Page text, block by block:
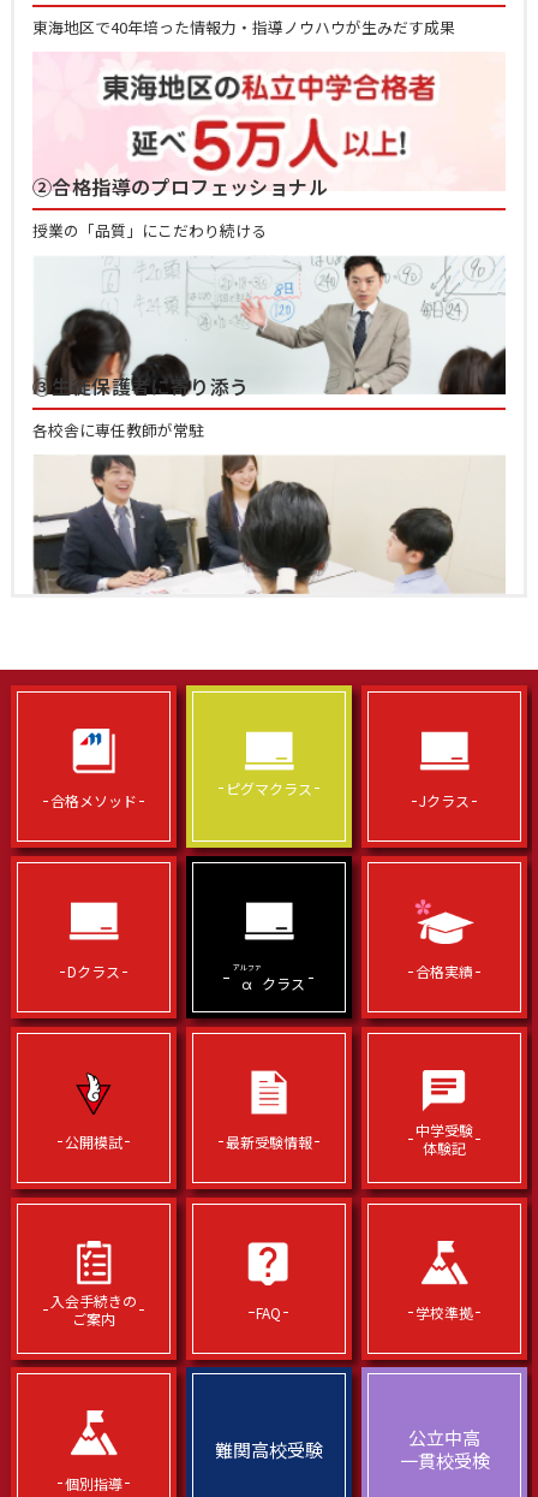
東海地区で40年培った情報力・指導ノウハウが生みだす成果
②合格指導のプロフェッショナル
授業の「品質」にこだわり続ける
③生徒保護者に寄り添う
各校舎に専任教師が常駐
合格メソッド
ピグマクラス
Jクラス
Dクラス
α
アルファ
クラス
合格実績
公開模試 最新受験情報
中学受験
体験記
入会手続きの
ご案内
FAQ 学校準拠
個別指導
難関高校受験
公立中高
一貫校受検